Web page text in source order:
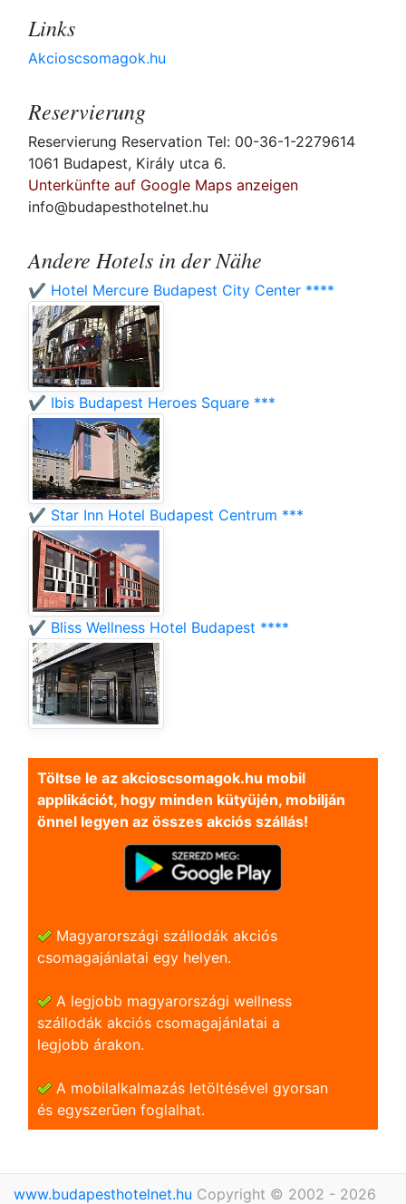
Links
Akcioscsomagok.hu
Reservierung
Reservierung Reservation Tel: 00-36-1-2279614
1061 Budapest, Király utca 6.
Unterkünfte auf Google Maps anzeigen
info@budapesthotelnet.hu
Andere Hotels in der Nähe
✔️ Hotel Mercure Budapest City Center ****
✔️ Ibis Budapest Heroes Square ***
✔️ Star Inn Hotel Budapest Centrum ***
✔️ Bliss Wellness Hotel Budapest ****
Töltse le az akcioscsomagok.hu mobil
applikációt, hogy minden kütyüjén, mobilján
önnel legyen az összes akciós szállás!
Magyarországi szállodák akciós
csomagajánlatai egy helyen.
A legjobb magyarországi wellness
szállodák akciós csomagajánlatai a
legjobb árakon.
A mobilalkalmazás letöltésével gyorsan
és egyszerũen foglalhat.
www.budapesthotelnet.hu Copyright © 2002 - 2026